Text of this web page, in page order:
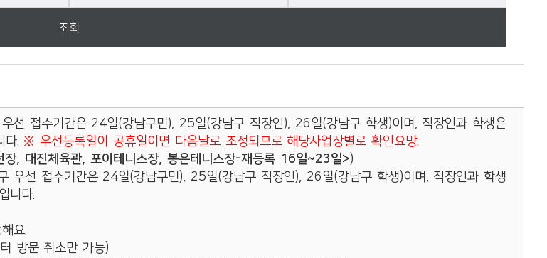
삼성1동
삼성2동
수서동
신사동
압구정동
일원본동
조회
선 접수기간은 24일(강남구민), 25일(강남구 직장인), 26일(강남구 학생)이며, 직장인과 학생은
다. ※ 우선등록일이 공휴일이면 다음날로 조정되므로 해당사업장별로 확인요망.
장, 대진체육관, 포이테니스장, 봉은테니스장-재등록 16일~23일>)
우선 접수기간은 24일(강남구민), 25일(강남구 직장인), 26일(강남구 학생)이며, 직장인과 학생
니다.
요.
방문 취소만 가능)